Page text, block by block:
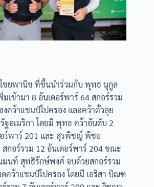
ชยพานิช ที่ขึ้นนำร่วมกับ พุทธ นุกูล
เข้ามา 8 อันเดอร์พาร์ 64 สกอร์รวม
คว้าแชมป์ไปครอง และคว้าตั๋วลุย
อเมริกา โดยมี พุทธ คว้าอันดับ 2
ร์พาร์ 201 และ สุรพิชญ์ พิชย
สกอร์รวม 12 อันเดอร์พาร์ 204 ขณะ
มนท์ สุทธิรักษ์พงศ์ จบด้วยสกอร์รวม
คว้าแชมป์ไปครอง โดยมี เอริสา บิณฑ